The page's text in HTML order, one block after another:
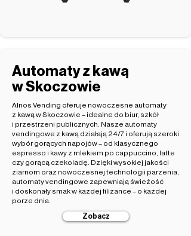
Automaty z kawą
w Skoczowie
Alnos Vending oferuje nowoczesne automaty
z kawą w Skoczowie – idealne do biur, szkół
i przestrzeni publicznych. Nasze automaty
vendingowe z kawą działają 24/7 i oferują szeroki
wybór gorących napojów – od klasycznego
espresso i kawy z mlekiem po cappuccino, latte
czy gorącą czekoladę. Dzięki wysokiej jakości
ziarnom oraz nowoczesnej technologii parzenia,
automaty vendingowe zapewniają świeżość
i doskonały smak w każdej filiżance – o każdej
porze dnia.
Zobacz